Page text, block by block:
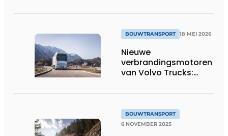
BOUWTRANSPORT 18 MEI 2026
Nieuwe
verbrandingsmotoren
van Volvo Trucks:
brandstoffen
BOUWTRANSPORT
6 NOVEMBER 2025